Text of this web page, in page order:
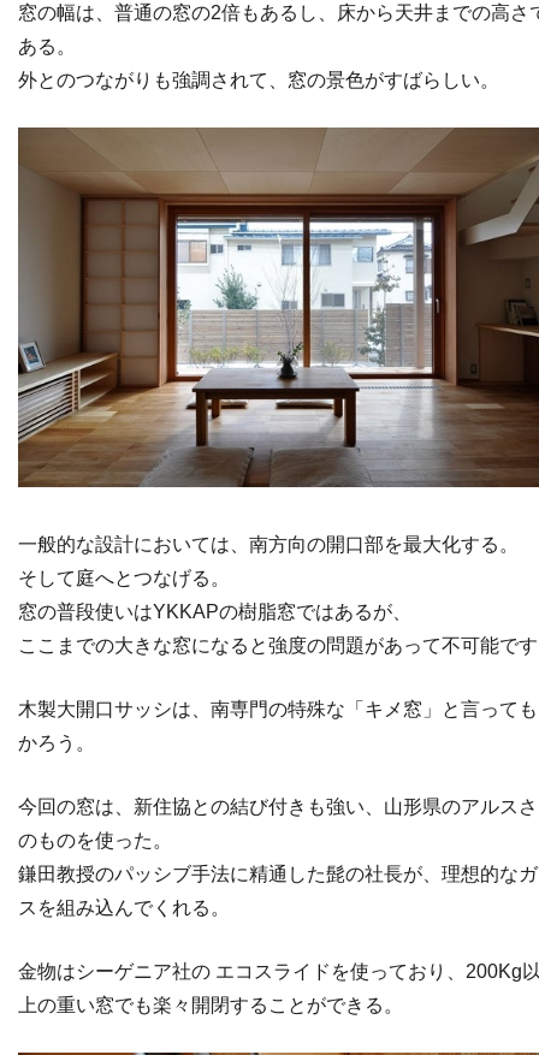
窓の幅は、普通の窓の2倍もあるし、床から天井までの高さ
ある。
外とのつながりも強調されて、窓の景色がすばらしい。
一般的な設計においては、南方向の開口部を最大化する。
そして庭へとつなげる。
窓の普段使いはYKKAPの樹脂窓ではあるが、
ここまでの大きな窓になると強度の問題があって不可能で
木製大開口サッシは、南専門の特殊な「キメ窓」と言って
かろう。
今回の窓は、新住協との結び付きも強い、山形県のアルス
のものを使った。
鎌田教授のパッシブ手法に精通した髭の社長が、理想的な
スを組み込んでくれる。
金物はシーゲニア社の エコスライドを使っており、200Kg
上の重い窓でも楽々開閉することができる。